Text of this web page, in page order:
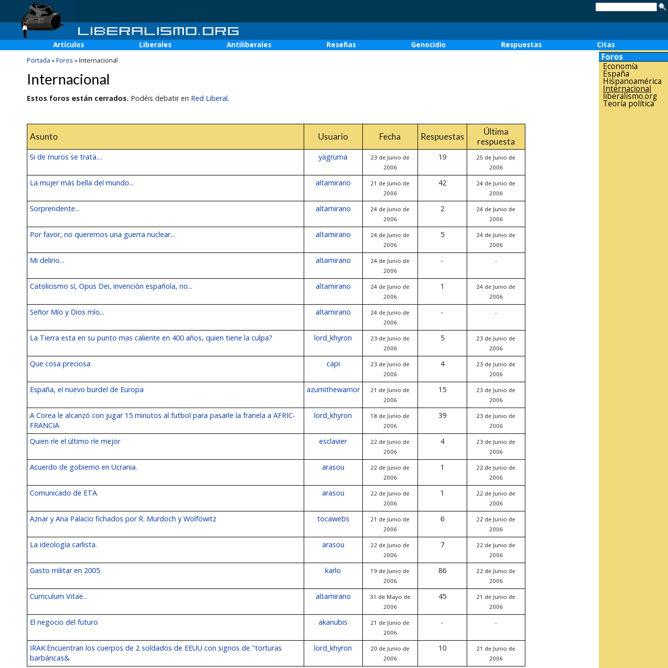
Artículos Liberales Antiliberales Reseñas Genocidio Respuestas
Citas
Portada »Foros »Internacional
Internacional
Estos foros están cerrados. Podéis debatir en Red Liberal.
Asunto Usuario Fecha Respuestas
Última
respuesta
Si de muros se trata.... yagruma
23 de Junio de
2006
19
25 de Junio de
2006
La mujer más bella del mundo... altamirano
21 de Junio de
2006
42
24 de Junio de
2006
Sorprendente... altamirano
24 de Junio de
2006
2
24 de Junio de
2006
Por favor, no queremos una guerra nuclear... altamirano
24 de Junio de
2006
5
24 de Junio de
2006
Mi delirio... altamirano
24 de Junio de
2006
- -
Catolicismo sí, Opus Dei, invención española, no... altamirano
24 de Junio de
2006
1
24 de Junio de
2006
Señor Mío y Dios mío... altamirano
24 de Junio de
2006
- -
La Tierra esta en su punto mas caliente en 400 años, quien tiene la culpa? lord_khyron
23 de Junio de
2006
5
23 de Junio de
2006
Que cosa preciosa capi
23 de Junio de
2006
4
23 de Junio de
2006
España, el nuevo burdel de Europa azumithewarrior
21 de Junio de
2006
15
23 de Junio de
2006
A Corea le alcanzó con jugar 15 minutos al futbol para pasarle la franela a AFRIC-
FRANCIA
lord_khyron
18 de Junio de
2006
39
23 de Junio de
2006
Quien ríe el último ríe mejor esclavier
22 de Junio de
2006
4
23 de Junio de
2006
Acuerdo de gobierno en Ucrania. arasou
22 de Junio de
2006
1
22 de Junio de
2006
Comunicado de ETA. arasou
22 de Junio de
2006
1
22 de Junio de
2006
Aznar y Ana Palacio fichados por R. Murdoch y Wolfowitz tocawebs
21 de Junio de
2006
6
22 de Junio de
2006
La ideología carlista. arasou
22 de Junio de
2006
7
22 de Junio de
2006
Gasto militar en 2005 karlo
19 de Junio de
2006
86
22 de Junio de
2006
Curriculum Vitae... altamirano
31 de Mayo de
2006
45
21 de Junio de
2006
El negocio del futuro akanubis
21 de Junio de
2006
- -
IRAK:Encuentran los cuerpos de 2 soldados de EEUU con signos de "torturas
barbáricas&
lord_khyron
20 de Junio de
2006
10
21 de Junio de
2006
Foros
Economía
España
Hispanoamérica
Internacional
liberalismo.org
Teoría política